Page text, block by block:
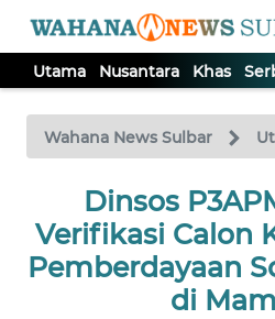
Utama Nusantara Khas
Wahana News Sulbar
Dinsos
Verifikasi Calon
Pemberdayaan
di
TV
Tutup
NUSANTARA